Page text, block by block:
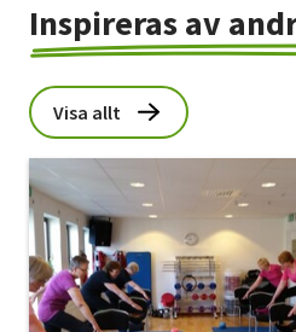
Inspireras av
Visa allt